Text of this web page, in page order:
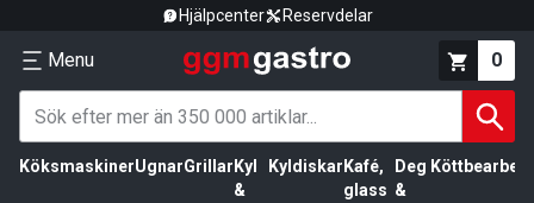
Hjälpcenter Reservdelar
Menu 0
KöksmaskinerUgnarGrillar Kyl
&
Kyldiskar Kafé,
glass
Deg
&